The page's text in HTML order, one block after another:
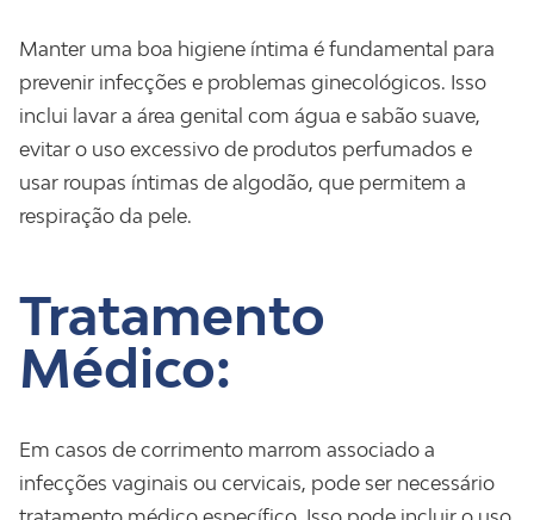
Manter uma boa higiene íntima é fundamental para
prevenir infecções e problemas ginecológicos. Isso
inclui lavar a área genital com água e sabão suave,
evitar o uso excessivo de produtos perfumados e
usar roupas íntimas de algodão, que permitem a
respiração da pele.
Tratamento
Médico:
Em casos de corrimento marrom associado a
infecções vaginais ou cervicais, pode ser necessário